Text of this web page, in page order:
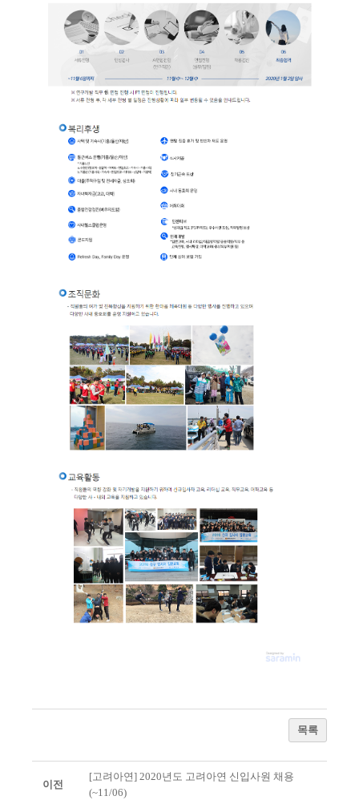
목록
이전
[고려아연] 2020년도 고려아연 신입사원 채용
(~11/06)